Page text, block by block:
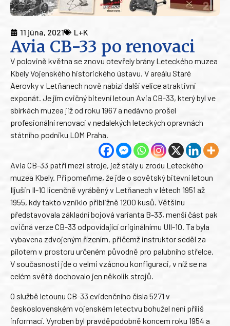
11 júna, 2021 L+K
Avia CB-33 po renovaci
V polovině května se znovu otevřely brány Leteckého muzea
Kbely Vojenského historického ústavu. V areálu Staré
Aerovky v Letňanech nově nabízí další velice atraktivní
exponát. Je jím cvičný bitevní letoun Avia CB-33, který byl ve
sbírkách muzea již od roku 1967 a nedávno prošel
profesionální renovací v nedalekých leteckých opravnách
státního podniku LOM Praha.
Avia CB-33 patří mezi stroje, jež stály u zrodu Leteckého
muzea Kbely. Připomeňme, že jde o sovětský bitevní letoun
Iljušin Il-10 licenčně vyráběný v Letňanech v létech 1951 až
1955, kdy takto vzniklo přibližně 1200 kusů. Většinu
představovala základní bojová varianta B-33, menší část pak
cvičná verze CB-33 odpovídající originálnímu UIl-10. Ta byla
vybavena zdvojeným řízením, přičemž instruktor seděl za
pilotem v prostoru určeném původně pro palubního střelce.
V současnosti jde o velmi vzácnou konfiguraci, v níž se na
celém světě dochovalo jen několik strojů.
O službě letounu CB-33 evidenčního čísla 5271 v
československém vojenském letectvu bohužel není příliš
informací. Vyroben byl pravděpodobně koncem roku 1954 a